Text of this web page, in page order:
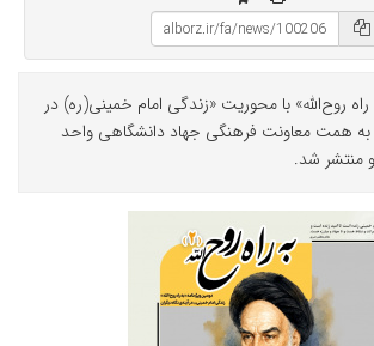
راه روح‌الله» با محوریت «زندگی امام خمینی(ره) در
به همت معاونت فرهنگی جهاد دانشگاهی واحد
منتشر شد.